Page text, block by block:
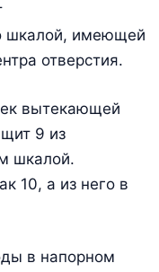
шкалой, имеющей
отверстия.
вытекающей
9 из
шкалой.
10, а из него в
в напорном